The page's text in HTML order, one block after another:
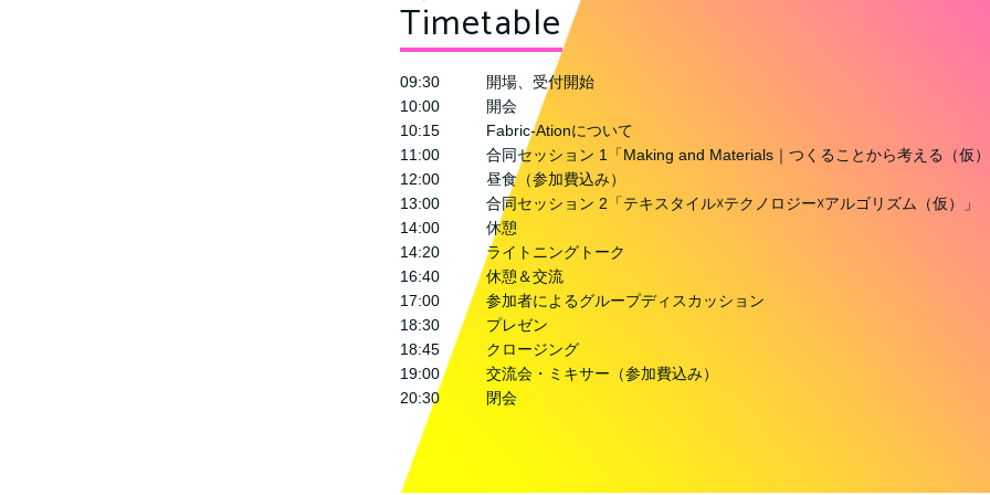
Timetable
09:30 開場、受付開始
10:00 開会
10:15 Fabric-Ationについて
11:00 合同セッション 1「Making and Materials｜つくることから考える（仮
12:00 昼食（参加費込み）
13:00 合同セッション 2「テキスタイル☓テクノロジー☓アルゴリズム（仮）」
14:00 休憩
14:20 ライトニングトーク
16:40 休憩＆交流
17:00 参加者によるグループディスカッション
18:30 プレゼン
18:45 クロージング
19:00 交流会・ミキサー（参加費込み）
20:30 閉会